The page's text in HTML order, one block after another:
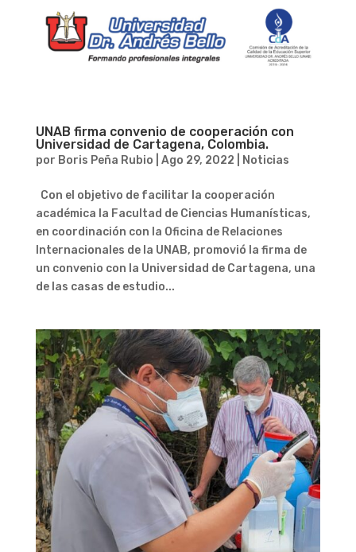
UNAB firma convenio de cooperación con
Universidad de Cartagena, Colombia.
por Boris Peña Rubio Ago 29, 2022 Noticias
Con el objetivo de facilitar la cooperación
académica la Facultad de Ciencias Humanísticas,
en coordinación con la Oficina de Relaciones
Internacionales de la UNAB, promovió la firma de
un convenio con la Universidad de Cartagena, una
de las casas de estudio...